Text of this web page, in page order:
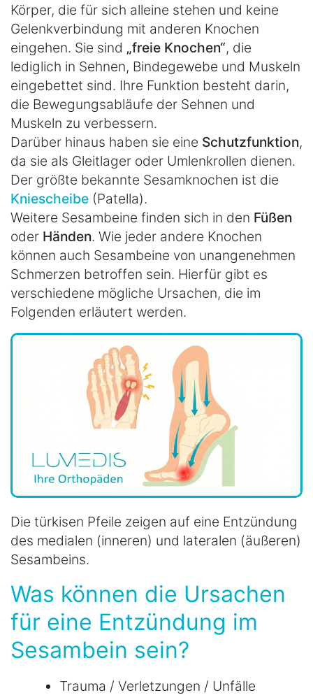
Körper, die für sich alleine stehen und keine
Gelenkverbindung mit anderen Knochen
eingehen. Sie sind „freie Knochen“, die
lediglich in Sehnen, Bindegewebe und Muskeln
eingebettet sind. Ihre Funktion besteht darin,
die Bewegungsabläufe der Sehnen und
Muskeln zu verbessern.
Darüber hinaus haben sie eine Schutzfunktion,
da sie als Gleitlager oder Umlenkrollen dienen.
Der größte bekannte Sesamknochen ist die
Kniescheibe (Patella).
Weitere Sesambeine finden sich in den Füßen
oder Händen. Wie jeder andere Knochen
können auch Sesambeine von unangenehmen
Schmerzen betroffen sein. Hierfür gibt es
verschiedene mögliche Ursachen, die im
Folgenden erläutert werden.
Die türkisen Pfeile zeigen auf eine Entzündung
des medialen (inneren) und lateralen (äußeren)
Sesambeins.
Was können die Ursachen
für eine Entzündung im
Sesambein sein?
Trauma / Verletzungen / Unfälle